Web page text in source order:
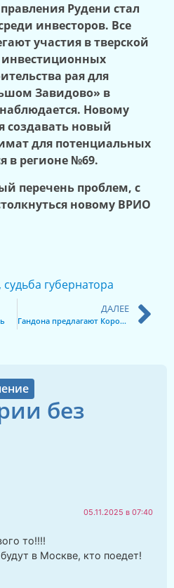
Рудени стал
инвесторов. Все
участия в тверской
рая для
Завидово» в
Новому
создавать новый
для потенциальных
в регионе №69.
перечень проблем, с
новому ВРИО
, судьба губернатора
ДАЛЕЕ
Гандона предлагают Королеву
без
05.11.2025 в 07:40
то!!!!
в Москве, кто поедет!